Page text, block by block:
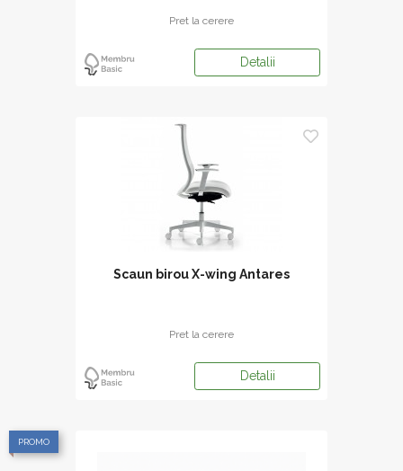
Pret la cerere
Detalii
Scaun birou X-wing Antares
Pret la cerere
Detalii
PROMO